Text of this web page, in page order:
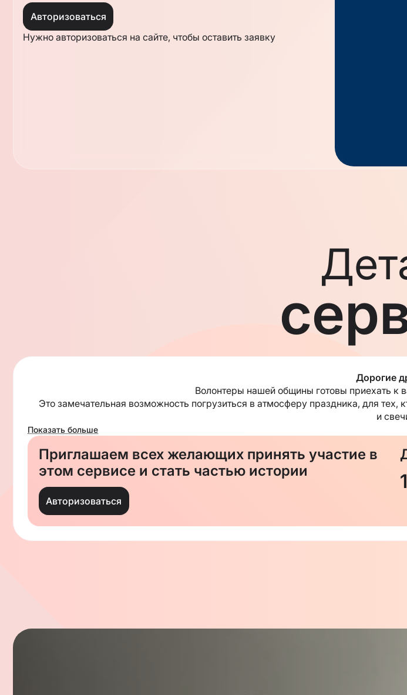
Авторизоваться
Нужно авторизоваться на сайте, чтобы оставить заявку
Дорогие
Волонтеры нашей общины готовы приехать к
Это замечательная возможность погрузиться в атмосферу праздника, для тех,
и
Показать больше
Приглашаем всех желающих принять участие в
этом сервисе и стать частью истории
Авторизоваться